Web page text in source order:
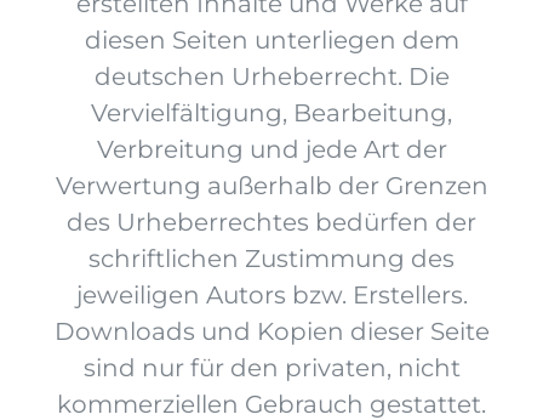
diesen Seiten unterliegen dem
deutschen Urheberrecht. Die
Vervielfältigung, Bearbeitung,
Verbreitung und jede Art der
Verwertung außerhalb der Grenzen
des Urheberrechtes bedürfen der
schriftlichen Zustimmung des
jeweiligen Autors bzw. Erstellers.
Downloads und Kopien dieser Seite
sind nur für den privaten, nicht
kommerziellen Gebrauch gestattet.